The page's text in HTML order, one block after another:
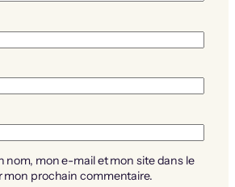
nom, mon e-mail et mon site dans le
mon prochain commentaire.